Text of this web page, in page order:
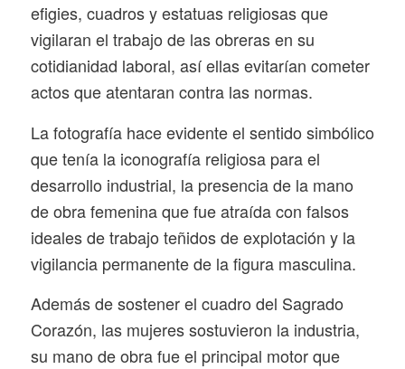
efigies, cuadros y estatuas religiosas que
vigilaran el trabajo de las obreras en su
cotidianidad laboral, así ellas evitarían cometer
actos que atentaran contra las normas.
La fotografía hace evidente el sentido simbólico
que tenía la iconografía religiosa para el
desarrollo industrial, la presencia de la mano
de obra femenina que fue atraída con falsos
ideales de trabajo teñidos de explotación y la
vigilancia permanente de la figura masculina.
Además de sostener el cuadro del Sagrado
Corazón, las mujeres sostuvieron la industria,
su mano de obra fue el principal motor que